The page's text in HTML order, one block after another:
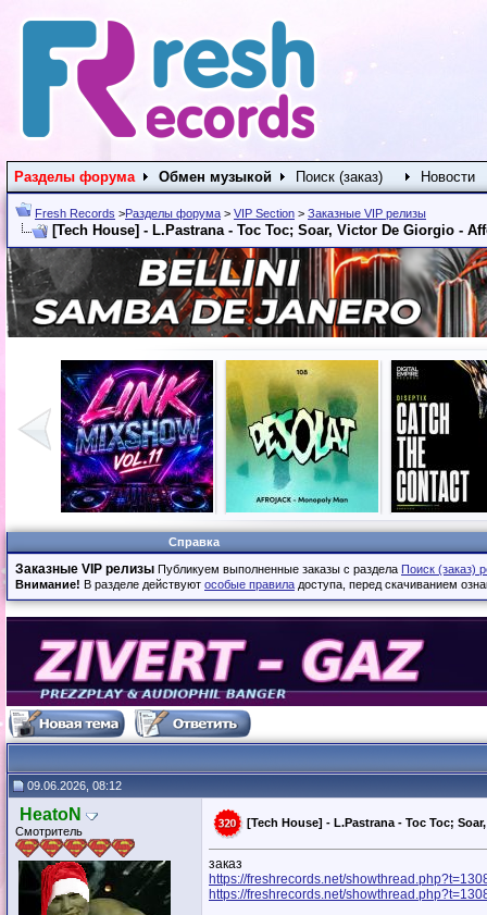
Разделы форума Обмен музыкой Поиск (заказ) Новости
Fresh Records >Разделы форума > VIP Section > Заказные VIP релизы
[Tech House] - L.Pastrana - Toc Toc; Soar, Victor De Giorgio -
Справка
Заказные VIP релизы Публикуем выполненные заказы с раздела Поиск (заказ)
Внимание! В разделе действуют особые правила доступа, перед скачиванием
09.06.2026, 08:12
HeatoN
Смотритель
[Tech House] - L.Pastrana - Toc Toc;
заказ
https://freshrecords.net/
https://freshrecords.net/